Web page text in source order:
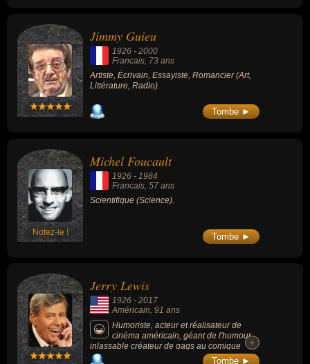
Jimmy Guieu
1926 - 2000
Francais, 73 ans
Artiste, Écrivain, Essayiste, Romancier (Art,
Littérature, Radio).
Tombe ►
Notez-le !
Michel Foucault
1926 - 1984
Francais , 57 ans
Scientifique (Science).
Tombe ►
Jerry Lewis
1926 - 2017
Américain, 91 ans
Humoriste, acteur et réalisateur de
cinéma américain, géant de l'humour,
inlassable créateur de gags au comique
essentiellement visuel, il est connu pour
+
+
Tombe ►